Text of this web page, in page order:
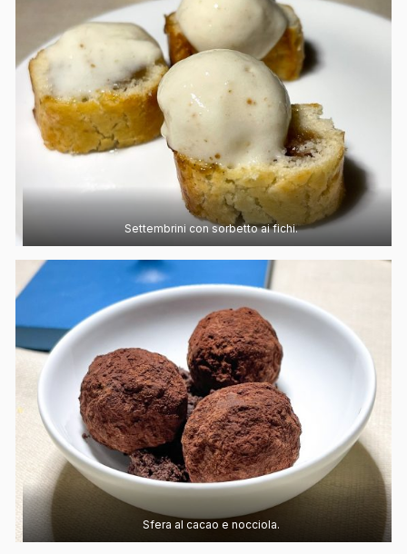
Settembrini con sorbetto ai fichi.
Sfera al cacao e nocciola.